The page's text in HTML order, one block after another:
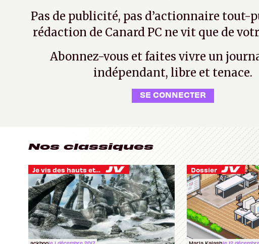
Pas de publicité, pas d’actionnaire tout-
rédaction de Canard PC ne vit que de
Abonnez-vous et faites vivre un
indépendant, libre et tenace.
SE CONNECTER
Nos classiques
Je vis des hauts et des bas Dossier